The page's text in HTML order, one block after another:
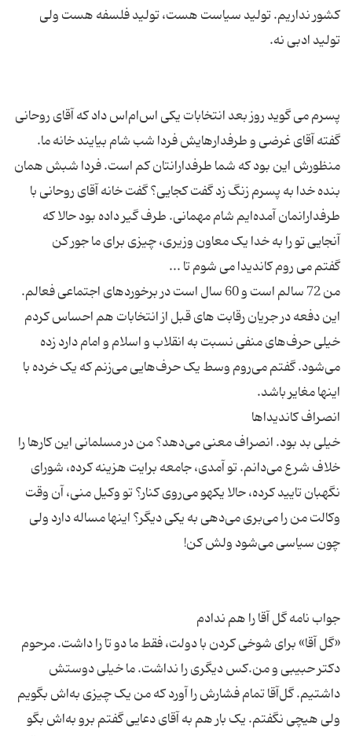
کشور نداریم. تولید سیاست هست، تولید فلسفه هست ولی
پسرم می گوید روز بعد انتخابات یکی اس‌ام‌اس داد که آقای روحانی
گفته آقای غرضی و طرفدار‌هایش فردا شب شام بیایند خانه ما.
منظورش این بود که شما طرفدارانتان کم است. فردا شبش‌‌ همان
بنده خدا به پسرم زنگ زد گفت کجایی؟ گفت خانه آقای روحانی با
طرفدارانمان آمده‌ایم شام مهمانی. طرف گیر داده بود حالا که
من 72 سالم است و 60 سال است در برخوردهای اجتماعی فعالم.
این دفعه در جریان رقابت های قبل از انتخابات هم احساس کردم
خیلی حرف‌های منفی نسبت به انقلاب و اسلام و امام دارد زده
می‌شود. گفتم می‌روم وسط یک حرف‌هایی می‌زنم که یک خرده با
خیلی بد بود. انصراف معنی می‌دهد؟ من در مسلمانی این کار‌ها را
خلاف شرع می‌دانم. تو آمدی، جامعه برایت هزینه کرده، شورای
نگهبان تایید کرده، حالا یکهو می‌روی کنار؟ تو وکیل منی، آن وقت
وکالت من را می‌بری می‌دهی به یکی دیگر؟ اینها مساله دارد ولی
«گل آقا» برای شوخی کردن با دولت، فقط ما دو تا را داشت. مرحوم
دکتر حبیبی و من.کس دیگری را نداشت. ما خیلی دوستش
‌داشتیم. گل‌آقا تمام فشارش را آورد که من یک چیزی به‌اش بگویم
ولی هیچی نگفتم. یک بار هم به آقای دعایی گفتم برو به‌اش بگو